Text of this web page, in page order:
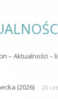
– Aktualności –
(2026) 23